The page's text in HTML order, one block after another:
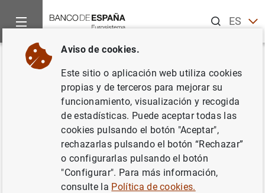
ESEN
Inicio Publicaciones
Volver
Número 3/2020
Serie: Boletín Económico del BCE.
Aviso de cookies.
Este sitio o aplicación web utiliza cookies
propias y de terceros para mejorar su
funcionamiento, visualización y recogida
de estadísticas. Puede aceptar todas las
cookies pulsando el botón "Aceptar",
rechazarlas pulsando el botón “Rechazar”
o configurarlas pulsando el botón
"Configurar". Para más información,
consulte la Política de cookies.